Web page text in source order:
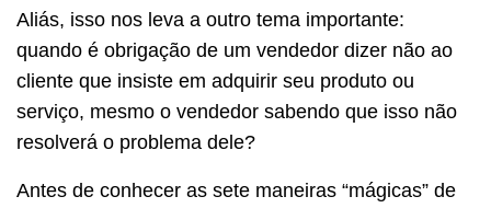
Aliás, isso nos leva a outro tema importante:
quando é obrigação de um vendedor dizer não ao
cliente que insiste em adquirir seu produto ou
serviço, mesmo o vendedor sabendo que isso não
resolverá o problema dele?
Antes de conhecer as sete maneiras “mágicas” de